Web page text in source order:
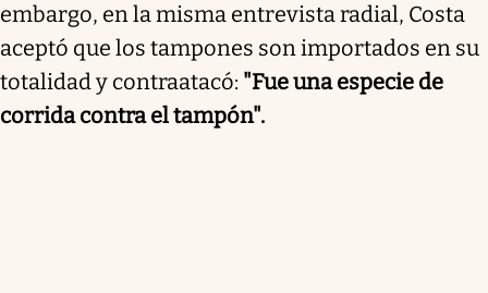
embargo, en la misma entrevista radial, Costa
aceptó que los tampones son importados en su
totalidad y contraatacó: "Fue una especie de
corrida contra el tampón".